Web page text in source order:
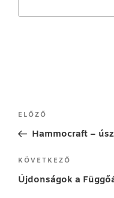
Bejegyzés
Korábbi
bejegyzés
ELŐZŐ
Hammocraft –
Következő
bejegyzés
KÖVETKEZŐ
Újdonságok a